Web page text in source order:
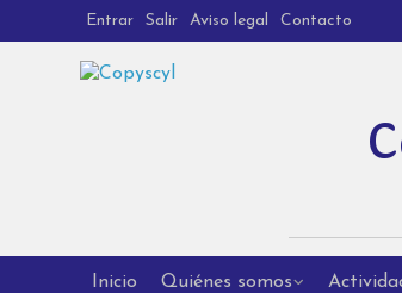
Entrar Salir Aviso legal Contacto
Inicio Quiénes somos